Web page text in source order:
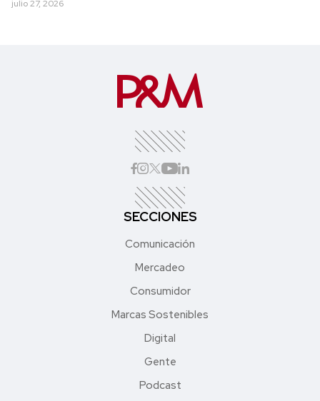
julio 27, 2026
SECCIONES
Comunicación
Mercadeo
Consumidor
Marcas Sostenibles
Digital
Gente
Podcast